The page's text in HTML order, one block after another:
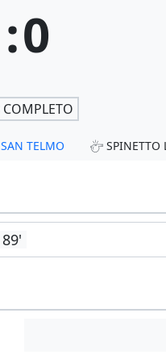
:0
TELMO
89'